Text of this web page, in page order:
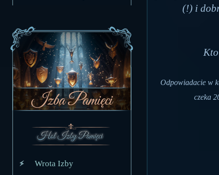
Wrota Izby
(!) i
Odpowiadacie w
czeka